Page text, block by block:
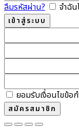
ลืมรหัสผ่าน?
จำฉัน
ยอมรับเงื่อนไขข้